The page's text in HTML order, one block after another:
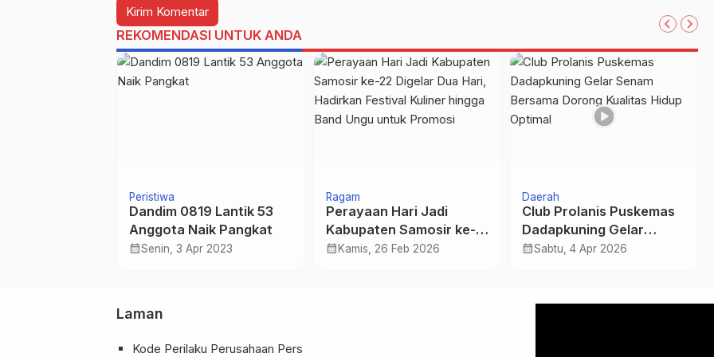
REKOMENDASI UNTUK ANDA
Peristiwa
Dandim 0819 Lantik 53
Anggota Naik Pangkat
calendar_monthSenin, 3 Apr 2023
Ragam
Perayaan Hari Jadi
Kabupaten Samosir ke-
22 Digelar Dua Hari,
calendar_month Kamis, 26 Feb 2026
Daerah
Club Prolanis Puskemas
Dadapkuning Gelar
Senam Bersama Dorong
calendar_monthSabtu, 4 Apr 2026
Laman
Kode Perilaku Perusahaan Pers